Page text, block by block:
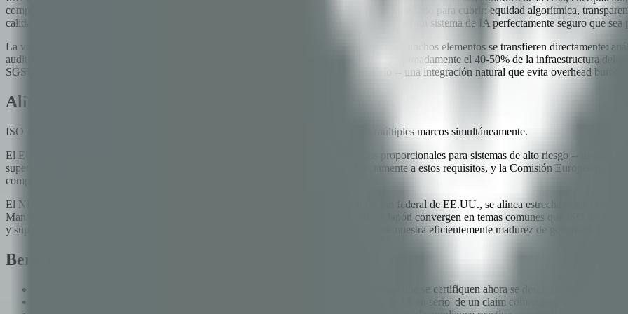
complejas con IA pero no desaparecen. ISO 42001 aborda lo que ISO 27001 nunca fue diseñado para cubrir: equidad algorítmica,
calidad de datos de entrenamiento y las dimensiones éticas del despliegue de IA. Podés tener un sistema de IA perfectamente seguro que sea
La ventaja práctica de tener ISO 27001 es significativa. Dado que ambos usan Annex SL, muchos elementos se transfieren directamente:
auditoría interna, revisión por la dirección y mejora continua. En nuestra experiencia, aproximadamente el 40-50% de la infraestructura del
SGSI existente con controles específicos de IA en lugar de construir un sistema paralelo -- una integración natural que evita overhead
Alineación con marcos regulatorios
ISO 42001 no garantiza compliance regulatorio, pero provee una base robusta para múltiples marcos simultáneamente.
El EU AI Act clasifica los sistemas de IA en categorías de riesgo e impone requisitos proporcionales para sistemas de alto riesgo -- gestión de
supervisión humana y ciberseguridad. Los controles de ISO 42001 se mapean directamente a estos requisitos, y la Comisión Europea ha
compliance.
El NIST AI Risk Management Framework, cada vez más referenciado en la adquisición federal de EE.UU., se alinea estrechamente con
Manage. Marcos adicionales que están emergiendo en Canadá, Brasil, Reino Unido y Japón convergen en temas comunes que ISO 42001
y supervisión humana. Para empresas que operan globalmente, una sola certificación demuestra eficientemente madurez de gobernanza en
Beneficios para empresas de tecnología
Diferenciación competitiva -- ISO 42001 está en adopción temprana. Las empresas que se certifiquen ahora se destacan en RFPs,
Confianza del cliente -- La certificación transforma 'nos tomamos la gobernanza de IA en serio' de un claim comercial a un hecho